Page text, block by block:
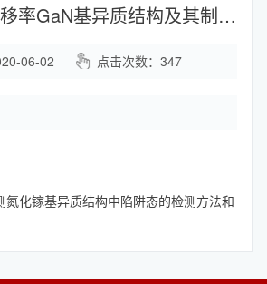
一种硅上高迁移率GaN基异质结构及其制备方法
06-02 点击次数： 347
氮化镓基异质结构中陷阱态的检测方法和